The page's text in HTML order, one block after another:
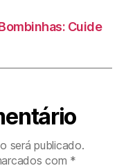
Cuide
será publicado.
com *